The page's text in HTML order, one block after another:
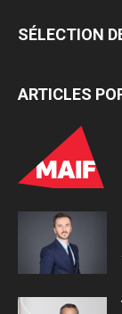
quantity
SÉLECTION
ARTICLES